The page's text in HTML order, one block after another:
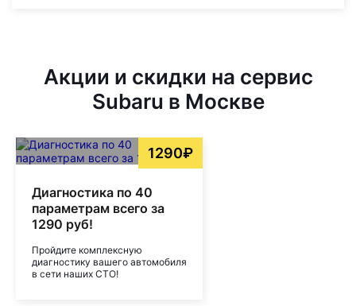
Акции и скидки на сервис
Subaru в Москве
1290₽
Диагностика по 40
параметрам всего за
1290 руб!
Пройдите комплексную
диагностику вашего автомобиля
в сети наших СТО!